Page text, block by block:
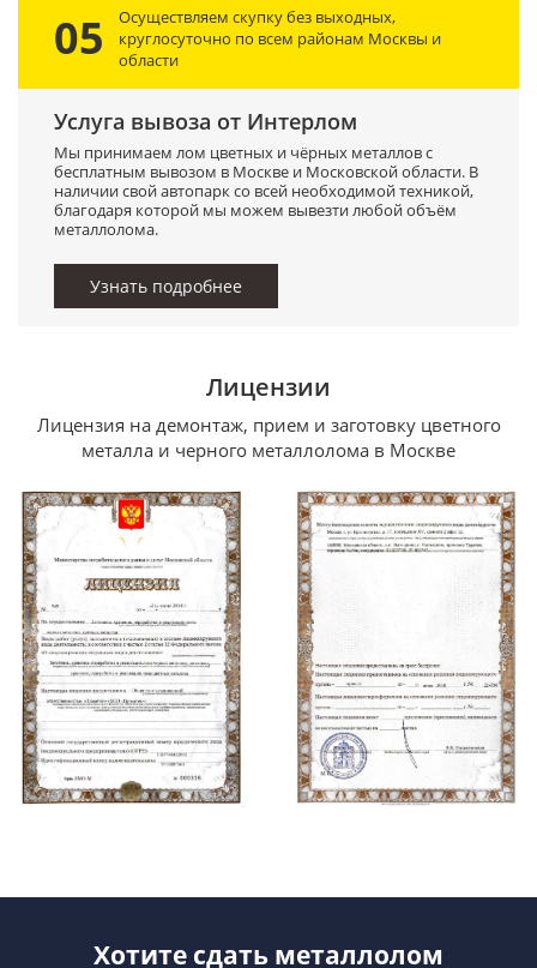
05
Осуществляем скупку без выходных,
круглосуточно по всем районам Москвы и
области
Услуга вывоза от Интерлом
Мы принимаем лом цветных и чёрных металлов с
бесплатным вывозом в Москве и Московской области. В
наличии свой автопарк со всей необходимой техникой,
благодаря которой мы можем вывезти любой объём
металлолома.
Узнать подробнее
Лицензии
Лицензия на демонтаж, прием и заготовку цветного
металла и черного металлолома в Москве
Хотите сдать металлолом